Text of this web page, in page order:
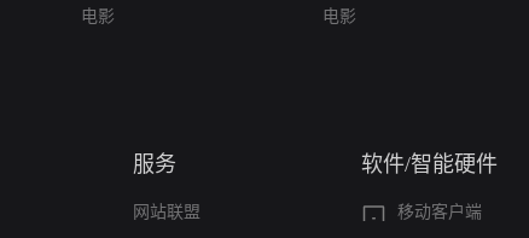
电影
电影
服务
网站联盟
软件/智能硬件
移动客户端